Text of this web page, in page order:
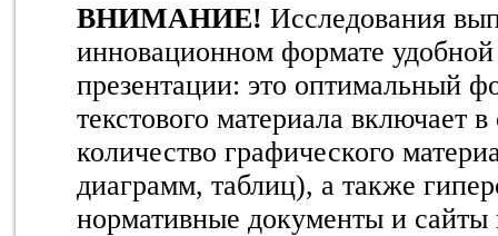
ВНИМАНИЕ! Исследования
инновационном формате
презентации: это оптимальный
текстового материала включает
количество графического
диаграмм, таблиц), а также
нормативные документы и